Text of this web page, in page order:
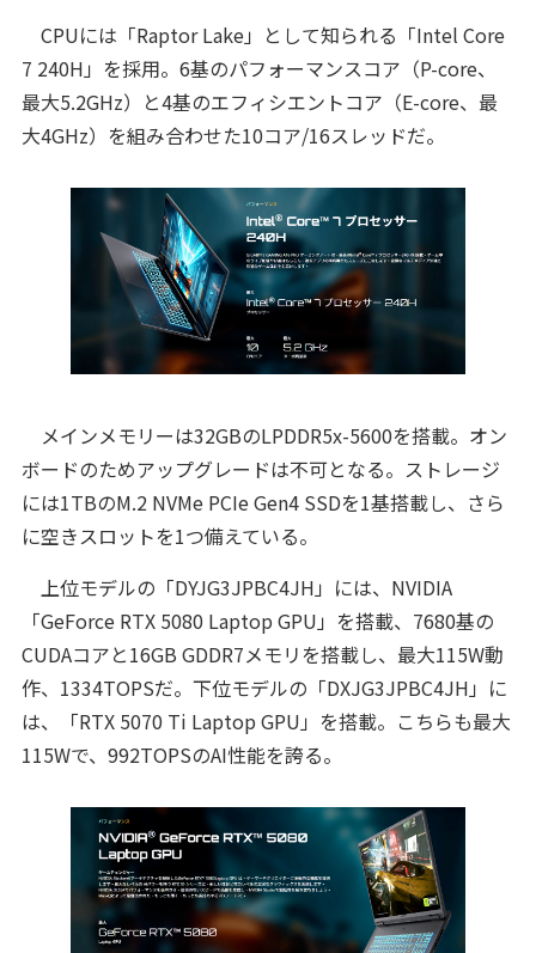
CPUには「Raptor Lake」として知られる「Intel Core
7 240H」を採用。6基のパフォーマンスコア（P-core、
最大5.2GHz）と4基のエフィシエントコア（E-core、最
大4GHz）を組み合わせた10コア/16スレッドだ。
メインメモリーは32GBのLPDDR5x-5600を搭載。オン
ボードのためアップグレードは不可となる。ストレージ
には1TBのM.2 NVMe PCIe Gen4 SSDを1基搭載し、さら
に空きスロットを1つ備えている。
上位モデルの「DYJG3JPBC4JH」には、NVIDIA
「GeForce RTX 5080 Laptop GPU」を搭載、7680基の
CUDAコアと16GB GDDR7メモリを搭載し、最大115W動
作、1334TOPSだ。下位モデルの「DXJG3JPBC4JH」に
は、「RTX 5070 Ti Laptop GPU」を搭載。こちらも最大
115Wで、992TOPSのAI性能を誇る。